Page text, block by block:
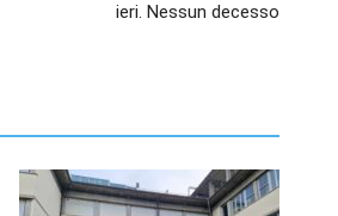
ieri. Nessun decesso